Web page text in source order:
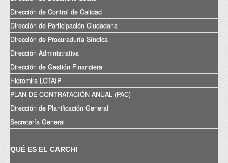
Dirección de Control de Calidad
Dirección de Participación Ciudadana
Dirección de Procuraduría Síndica
Dirección Administrativa
Dirección de Gestión Financiera
Hidromira LOTAIP
PLAN DE CONTRATACIÓN ANUAL (PAC)
Dirección de Planificación General
Secretaría General
QUÉ ES EL CARCHI